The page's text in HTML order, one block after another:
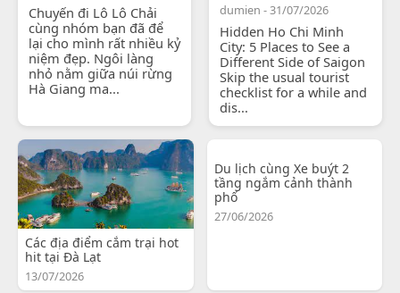
Chuyến đi Lô Lô Chải
cùng nhóm bạn đã để
lại cho mình rất nhiều kỷ
niệm đẹp. Ngôi làng
nhỏ nằm giữa núi rừng
Hà Giang ma...
dumien - 31/07/2026
Hidden Ho Chi Minh
City: 5 Places to See a
Different Side of Saigon
Skip the usual tourist
checklist for a while and
dis...
Các địa điểm cắm trại hot
hit tại Đà Lạt
13/07/2026
Du lịch cùng Xe buýt 2
tầng ngắm cảnh thành
phố
27/06/2026